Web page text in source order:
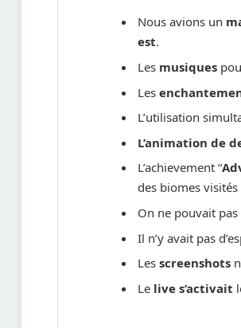
Nous avions un
est.
Les musiques
Les
L’utilisation
L’animation de
L’achievement “
des biomes
On ne pouvait pas
Il n’y avait pas
Lesscreenshots
Le live s’activait